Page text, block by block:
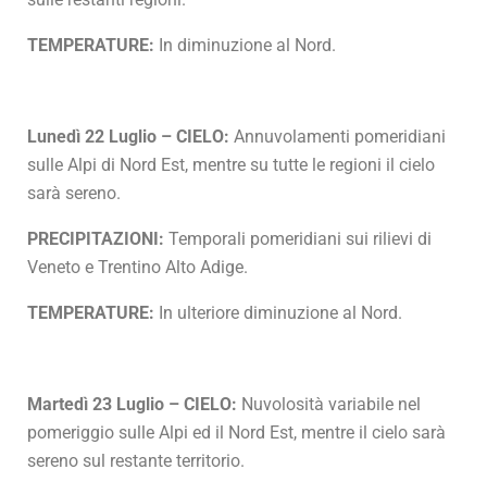
TEMPERATURE: In diminuzione al Nord.
Lunedì 22 Luglio – CIELO: Annuvolamenti pomeridiani
sulle Alpi di Nord Est, mentre su tutte le regioni il cielo
sarà sereno.
PRECIPITAZIONI: Temporali pomeridiani sui rilievi di
Veneto e Trentino Alto Adige.
TEMPERATURE: In ulteriore diminuzione al Nord.
Martedì 23 Luglio – CIELO: Nuvolosità variabile nel
pomeriggio sulle Alpi ed il Nord Est, mentre il cielo sarà
sereno sul restante territorio.